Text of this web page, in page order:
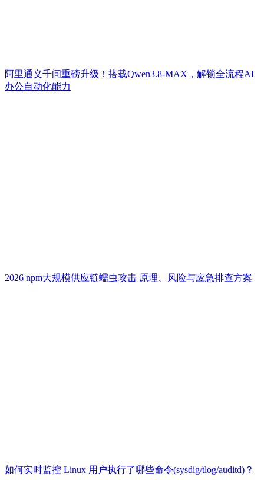
阿里通义千问重磅升级！搭载Qwen3.8-MAX，解锁全流程AI
办公自动化能力
2026 npm大规模供应链蠕虫攻击 原理、风险与应急排查方案
如何实时监控 Linux 用户执行了哪些命令(sysdig/tlog/auditd)？